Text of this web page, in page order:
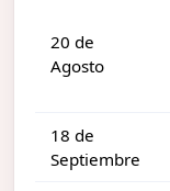
20 de
Agosto
18 de
Septiembre